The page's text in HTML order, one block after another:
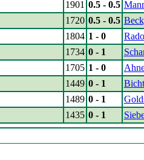
1901 0.5 - 0.5
1720 0.5 - 0.5
1804 1 - 0
1734 0 - 1
1705 1 - 0
1449 0 - 1
1489 0 - 1
1435 0 - 1